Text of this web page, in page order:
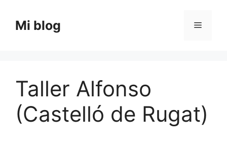
contenido
Mi blog Menú
Taller Alfonso
(Castelló de Rugat)